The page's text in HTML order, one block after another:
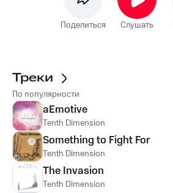
Поделиться Слушать
Треки
По популярности
aEmotive
Tenth Dimension
Something to Fight For
Tenth Dimension
The Invasion
Tenth Dimension